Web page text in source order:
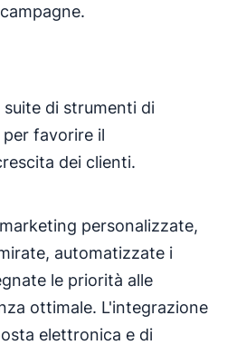
di strumenti di
favorire il
dei clienti.
personalizzate,
automatizzate i
le priorità alle
ottimale. L'integrazione
elettronica e di